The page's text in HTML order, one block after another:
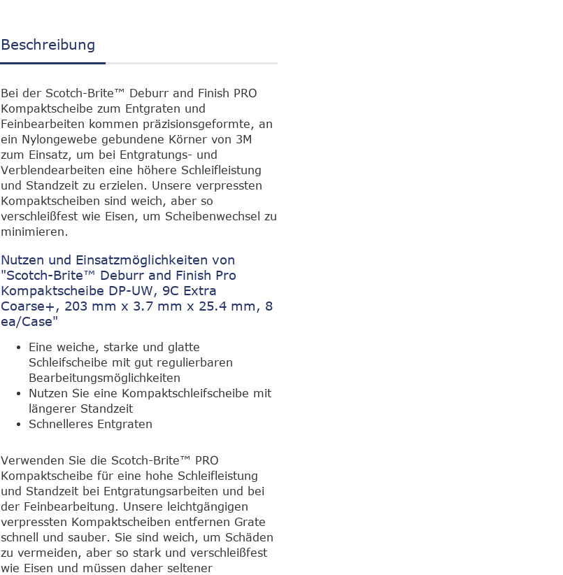
Beschreibung
Bei der Scotch-Brite™ Deburr and Finish PRO
Kompaktscheibe zum Entgraten und
Feinbearbeiten kommen präzisionsgeformte, an
ein Nylongewebe gebundene Körner von 3M
zum Einsatz, um bei Entgratungs- und
Verblendearbeiten eine höhere Schleifleistung
und Standzeit zu erzielen. Unsere verpressten
Kompaktscheiben sind weich, aber so
verschleißfest wie Eisen, um Scheibenwechsel zu
minimieren.
Nutzen und Einsatzmöglichkeiten von
"Scotch-Brite™ Deburr and Finish Pro
Kompaktscheibe DP-UW, 9C Extra
Coarse+, 203 mm x 3.7 mm x 25.4 mm, 8
ea/Case"
Eine weiche, starke und glatte
Schleifscheibe mit gut regulierbaren
Bearbeitungsmöglichkeiten
Nutzen Sie eine Kompaktschleifscheibe mit
längerer Standzeit
Schnelleres Entgraten
Verwenden Sie die Scotch-Brite™ PRO
Kompaktscheibe für eine hohe Schleifleistung
und Standzeit bei Entgratungsarbeiten und bei
der Feinbearbeitung. Unsere leichtgängigen
verpressten Kompaktscheiben entfernen Grate
schnell und sauber. Sie sind weich, um Schäden
zu vermeiden, aber so stark und verschleißfest
wie Eisen und müssen daher seltener